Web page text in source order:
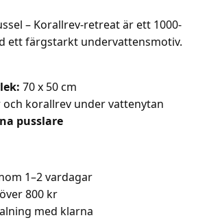
– Korallrev-retreat är ett 1000-
ett färgstarkt undervattensmotiv.
70 x 50 cm
och korallrev under vattenytan
pusslare
1–2 vardagar
800 kr
med klarna